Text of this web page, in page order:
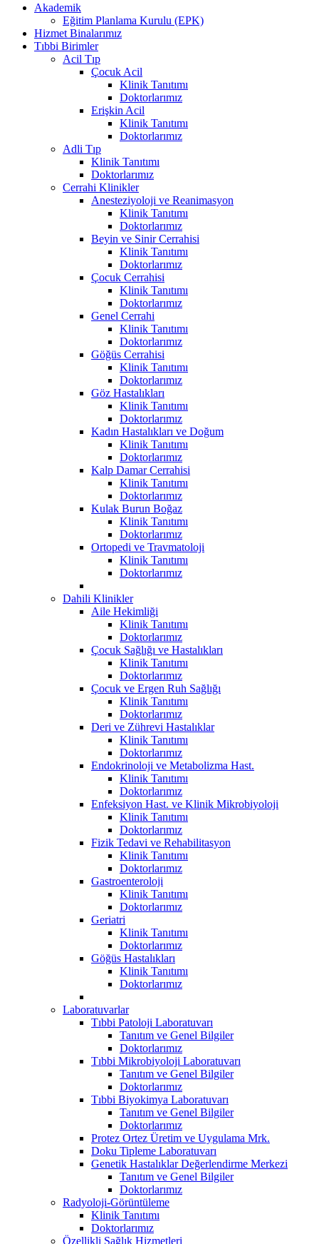
Akademik
Eğitim Planlama Kurulu (EPK)
Hizmet Binalarımız
Tıbbi Birimler
Acil Tıp
Çocuk Acil
Klinik Tanıtımı
Doktorlarımız
Erişkin Acil
Klinik Tanıtımı
Doktorlarımız
Adli Tıp
Klinik Tanıtımı
Doktorlarımız
Cerrahi Klinikler
Anesteziyoloji ve Reanimasyon
Klinik Tanıtımı
Doktorlarımız
Beyin ve Sinir Cerrahisi
Klinik Tanıtımı
Doktorlarımız
Çocuk Cerrahisi
Klinik Tanıtımı
Doktorlarımız
Genel Cerrahi
Klinik Tanıtımı
Doktorlarımız
Göğüs Cerrahisi
Klinik Tanıtımı
Doktorlarımız
Göz Hastalıkları
Klinik Tanıtımı
Doktorlarımız
Kadın Hastalıkları ve Doğum
Klinik Tanıtımı
Doktorlarımız
Kalp Damar Cerrahisi
Klinik Tanıtımı
Doktorlarımız
Kulak Burun Boğaz
Klinik Tanıtımı
Doktorlarımız
Ortopedi ve Travmatoloji
Klinik Tanıtımı
Doktorlarımız
Dahili Klinikler
Aile Hekimliği
Klinik Tanıtımı
Doktorlarımız
Çocuk Sağlığı ve Hastalıkları
Klinik Tanıtımı
Doktorlarımız
Çocuk ve Ergen Ruh Sağlığı
Klinik Tanıtımı
Doktorlarımız
Deri ve Zührevi Hastalıklar
Klinik Tanıtımı
Doktorlarımız
Endokrinoloji ve Metabolizma Hast.
Klinik Tanıtımı
Doktorlarımız
Enfeksiyon Hast. ve Klinik Mikrobiyoloji
Klinik Tanıtımı
Doktorlarımız
Fizik Tedavi ve Rehabilitasyon
Klinik Tanıtımı
Doktorlarımız
Gastroenteroloji
Klinik Tanıtımı
Doktorlarımız
Geriatri
Klinik Tanıtımı
Doktorlarımız
Göğüs Hastalıkları
Klinik Tanıtımı
Doktorlarımız
Laboratuvarlar
Tıbbi Patoloji Laboratuvarı
Tanıtım ve Genel Bilgiler
Doktorlarımız
Tıbbi Mikrobiyoloji Laboratuvarı
Tanıtım ve Genel Bilgiler
Doktorlarımız
Tıbbi Biyokimya Laboratuvarı
Tanıtım ve Genel Bilgiler
Doktorlarımız
Protez Ortez Üretim ve Uygulama Mrk.
Doku Tipleme Laboratuvarı
Genetik Hastalıklar Değerlendirme Merkezi
Tanıtım ve Genel Bilgiler
Doktorlarımız
Radyoloji-Görüntüleme
Klinik Tanıtımı
Doktorlarımız
Özellikli Sağlık Hizmetleri